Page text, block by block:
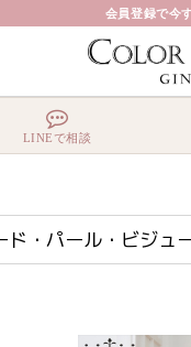
会員登録で今
LINEで相談
ド・パール・ビジューリボ
・パール・ビジ